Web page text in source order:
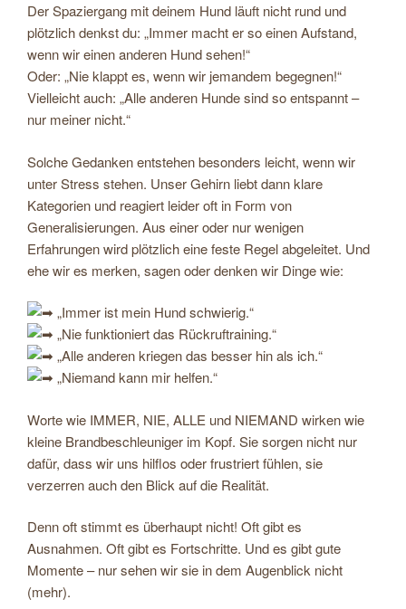
Der Spaziergang mit deinem Hund läuft nicht rund und
plötzlich denkst du: „Immer macht er so einen Aufstand,
wenn wir einen anderen Hund sehen!“
Oder: „Nie klappt es, wenn wir jemandem begegnen!“
Vielleicht auch: „Alle anderen Hunde sind so entspannt –
nur meiner nicht.“
Solche Gedanken entstehen besonders leicht, wenn wir
unter Stress stehen. Unser Gehirn liebt dann klare
Kategorien und reagiert leider oft in Form von
Generalisierungen. Aus einer oder nur wenigen
Erfahrungen wird plötzlich eine feste Regel abgeleitet. Und
ehe wir es merken, sagen oder denken wir Dinge wie:
„Immer ist mein Hund schwierig.“
„Nie funktioniert das Rückruftraining.“
„Alle anderen kriegen das besser hin als ich.“
„Niemand kann mir helfen.“
Worte wie IMMER, NIE, ALLE und NIEMAND wirken wie
kleine Brandbeschleuniger im Kopf. Sie sorgen nicht nur
dafür, dass wir uns hilflos oder frustriert fühlen, sie
verzerren auch den Blick auf die Realität.
Denn oft stimmt es überhaupt nicht! Oft gibt es
Ausnahmen. Oft gibt es Fortschritte. Und es gibt gute
Momente – nur sehen wir sie in dem Augenblick nicht
(mehr).